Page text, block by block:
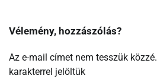
Vélemény, hozzászólás?
Az e-mail címet nem tesszük közzé.
karakterrel jelöltük